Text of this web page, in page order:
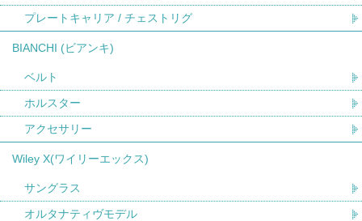
プレートキャリア / チェストリグ
BIANCHI (ビアンキ)
ベルト
ホルスター
アクセサリー
Wiley X(ワイリーエックス)
サングラス
オルタナティヴモデル